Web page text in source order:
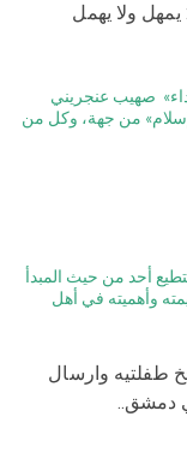
يمهل ولا يهمل
صهيب عنجريني
من جهة، وكل من
أحد من حيث المبدأ
وأهميته في أهل
طفلتيه وارسال
دمشق..